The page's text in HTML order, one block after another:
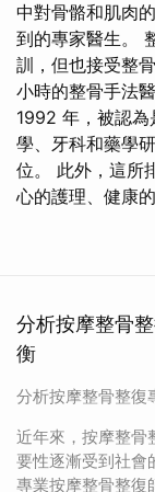
中對骨骼和肌肉
到的專家醫生。
訓，但也接受整
小時的整骨手法
1992 年，被認
學、牙科和藥學
位。 此外，這所
心的護理、健康
分析按摩整骨
衡
分析按摩整骨整復
近年來，按摩整骨
要性逐漸受到社會
專業按摩整骨整復